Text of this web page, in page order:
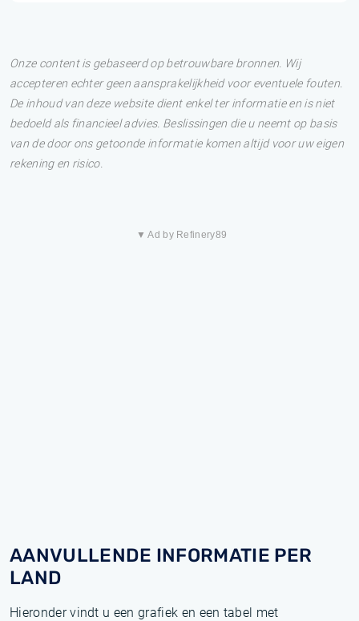
Onze content is gebaseerd op betrouwbare bronnen. Wij
accepteren echter geen aansprakelijkheid voor eventuele fouten.
De inhoud van deze website dient enkel ter informatie en is niet
bedoeld als financieel advies. Beslissingen die u neemt op basis
van de door ons getoonde informatie komen altijd voor uw eigen
rekening en risico.
▼ Ad by Refinery89
AANVULLENDE INFORMATIE PER
LAND
Hieronder vindt u een grafiek en een tabel met